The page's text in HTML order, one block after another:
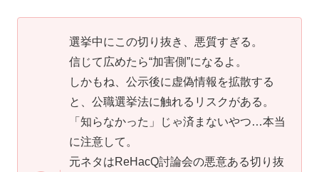
選挙中にこの切り抜き、悪質すぎる。
信じて広めたら“加害側”になるよ。
しかもね、公示後に虚偽情報を拡散する
と、公職選挙法に触れるリスクがある。
「知らなかった」じゃ済まないやつ…本当
に注意して。
元ネタはReHacQ討論会の悪意ある切り抜